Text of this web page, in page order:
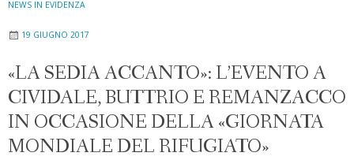
NEWS IN EVIDENZA
19 GIUGNO 2017
«LA SEDIA ACCANTO»: L’EVENTO A
CIVIDALE, BUTTRIO E REMANZACCO
IN OCCASIONE DELLA «GIORNATA
MONDIALE DEL RIFUGIATO»